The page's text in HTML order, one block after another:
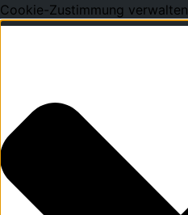
Cookie-Zustimmung verwalten